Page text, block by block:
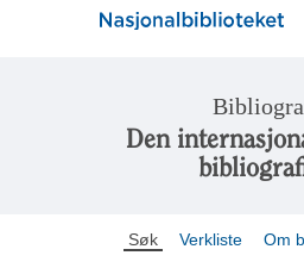
Den
Søk Verkliste Om